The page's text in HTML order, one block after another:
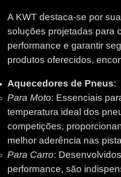
A KWT destaca-se por
soluções projetadas para
performance e garantir
produtos oferecidos,
Aquecedores de Pneus:
Para Moto: Essenciais
temperatura ideal dos
competições,
melhor aderência nas
Para Carro:
performance, são